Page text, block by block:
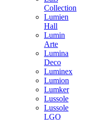
Collection
Lumien
Hall
Lumin
Arte
Lumina
Deco
Luminex
Lumion
Lumker
Lussole
Lussole
LGO